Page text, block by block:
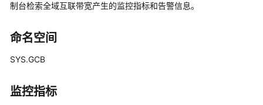
绍
计
说
快
制台检索全域互联带宽产生的监控指标和告警信息。
命名空间
SYS.GCB
监控指标